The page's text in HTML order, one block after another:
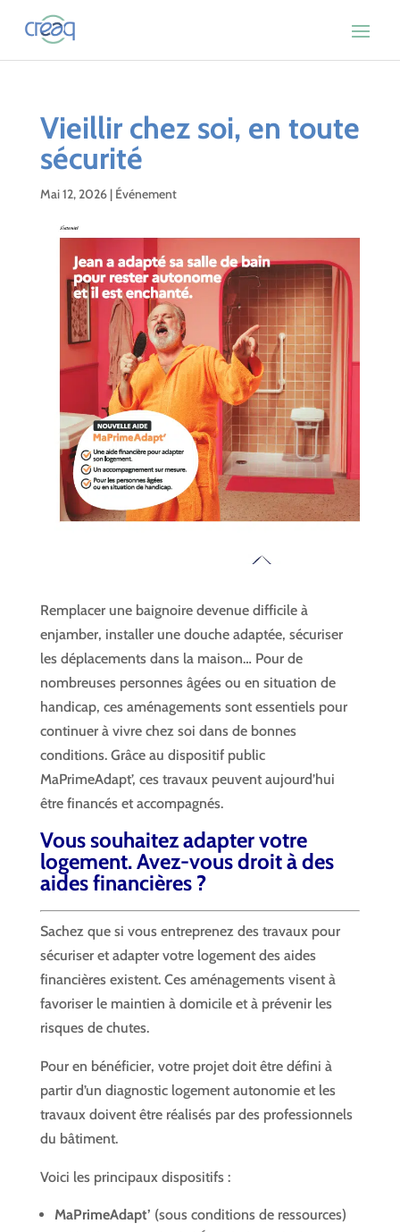
Vieillir chez soi, en toute
sécurité
Mai 12, 2026| Événement
Remplacer une baignoire devenue difficile à
enjamber, installer une douche adaptée, sécuriser
les déplacements dans la maison… Pour de
nombreuses personnes âgées ou en situation de
handicap, ces aménagements sont essentiels pour
continuer à vivre chez soi dans de bonnes
conditions. Grâce au dispositif public
MaPrimeAdapt’, ces travaux peuvent aujourd’hui
être financés et accompagnés.
Vous souhaitez adapter votre
logement. Avez-vous droit à des
aides financières ?
Sachez que si vous entreprenez des travaux pour
sécuriser et adapter votre logement des aides
financières existent. Ces aménagements visent à
favoriser le maintien à domicile et à prévenir les
risques de chutes.
Pour en bénéficier, votre projet doit être défini à
partir d’un diagnostic logement autonomie et les
travaux doivent être réalisés par des professionnels
du bâtiment.
Voici les principaux dispositifs :
MaPrimeAdapt’ (sous conditions de ressources)